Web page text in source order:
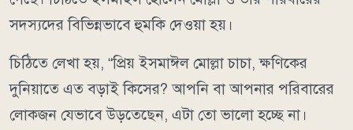
সদস্যদের বিভিন্নভাবে হুমকি দেওয়া হয়।
চিঠিতে লেখা হয়, “প্রিয় ইসমাঈল মোল্লা চাচা, ক্ষণিকের
দুনিয়াতে এত বড়াই কিসের? আপনি বা আপনার পরিবারের
লোকজন যেভাবে উড়তেছেন, এটা তো ভালো হচ্ছে না।